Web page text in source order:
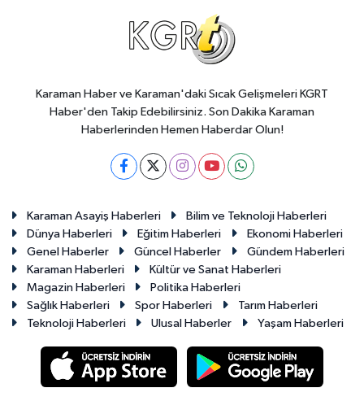
Karaman Haber ve Karaman'daki Sıcak Gelişmeleri KGRT
Haber'den Takip Edebilirsiniz. Son Dakika Karaman
Haberlerinden Hemen Haberdar Olun!
Karaman Asayiş Haberleri
Bilim ve Teknoloji Haberleri
Dünya Haberleri
Eğitim Haberleri
Ekonomi Haberleri
Genel Haberler
Güncel Haberler
Gündem Haberleri
Karaman Haberleri
Kültür ve Sanat Haberleri
Magazin Haberleri
Politika Haberleri
Sağlık Haberleri
Spor Haberleri
Tarım Haberleri
Teknoloji Haberleri
Ulusal Haberler Yaşam Haberleri